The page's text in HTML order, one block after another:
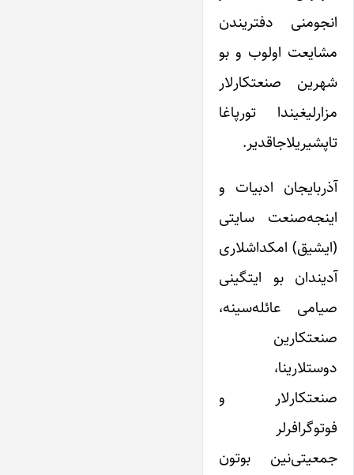
انجومنی دفتریندن
مشایعت اولوب و بو
شهرین صنعتکارلار
مزارلیغیندا تورپاغا
تاپشیریلاجاقدیر.
آذربایجان ادبیات و
اینجه‌صنعت سایتی
(ایشیق) امکداشلاری
آدیندان بو ایتگینی
صیامی عائله‌سینه،
صنعتکارین
دوستلارینا،
صنعتکارلار و
فوتوگرافرلر
جمعیتی‌نین بوتون